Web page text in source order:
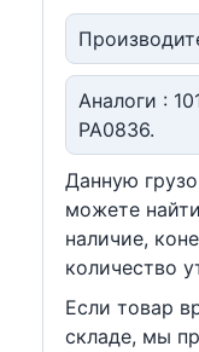
Аналоги :
PA0836.
Данную
можете
наличие,
количество
Если товар
складе, мы